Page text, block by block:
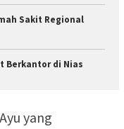
Sakit Regional
Berkantor di Nias
yang